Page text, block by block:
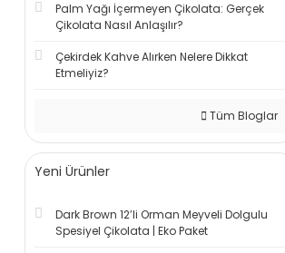
Palm Yağı İçermeyen Çikolata: Gerçek
Çikolata Nasıl Anlaşılır?
Çekirdek Kahve Alırken Nelere Dikkat
Etmeliyiz?
Tüm Bloglar
Yeni Ürünler
Dark Brown 12’li Orman Meyveli Dolgulu
Spesiyel Çikolata | Eko Paket